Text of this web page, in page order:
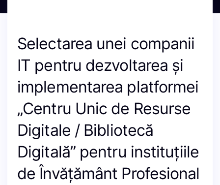
Selectarea unei companii
IT pentru dezvoltarea și
implementarea platformei
„Centru Unic de Resurse
Digitale / Bibliotecă
Digitală” pentru instituțiile
de Învățământ Profesional